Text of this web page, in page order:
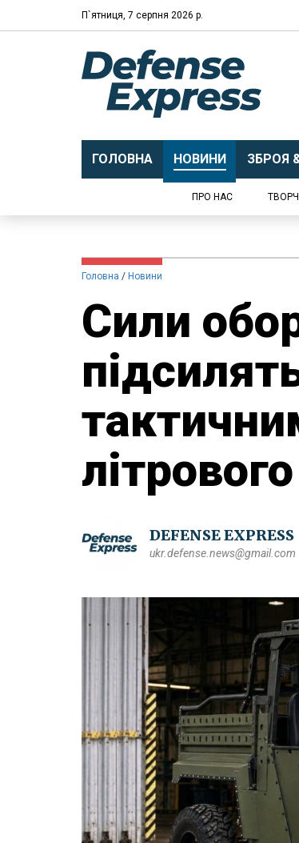
П`ятниця, 7 серпня 2026 р.
ГОЛОВНА НОВИНИ ЗБРОЯ
ПРО НАС
Головна Новини
​Сили
DEFENSE EXPRESS
ukr.defense.news@gmail.com